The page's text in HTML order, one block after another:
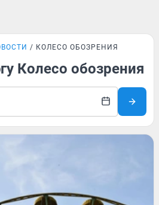
КОЛЕСО ОБОЗРЕНИЯ
Колесо обозрения